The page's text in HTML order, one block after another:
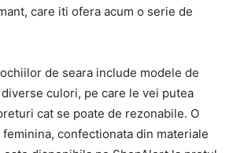
care iti ofera acum o serie de
de seara include modele de
culori, pe care le vei putea
cat se poate de rezonabile. O
confectionata din materiale